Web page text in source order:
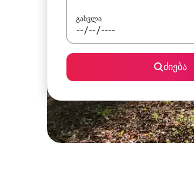
გასვლა
ძიება